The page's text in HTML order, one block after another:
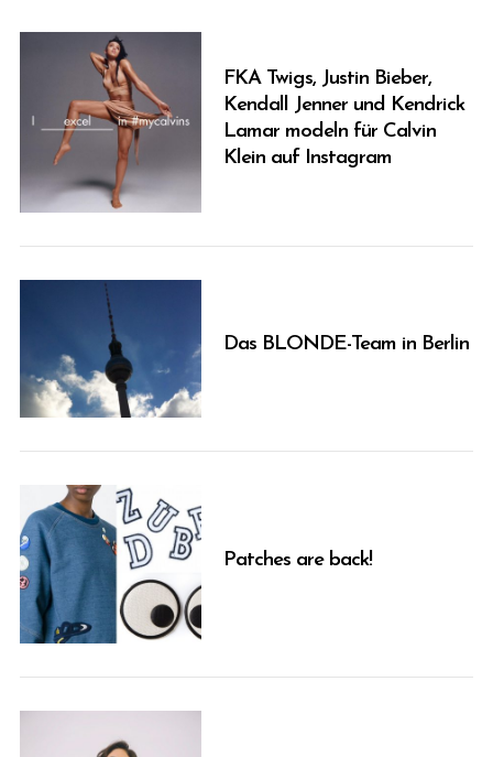
FKA Twigs, Justin Bieber,
Kendall Jenner und Kendrick
Lamar modeln für Calvin
Klein auf Instagram
Das BLONDE-Team in Berlin
Patches are back!